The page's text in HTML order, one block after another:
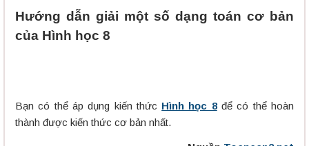
Hướng dẫn giải một số dạng toán cơ bản
của Hình học 8
Bạn có thể áp dụng kiến thức Hình học 8để có thể hoàn
thành được kiến thức cơ bản nhất.